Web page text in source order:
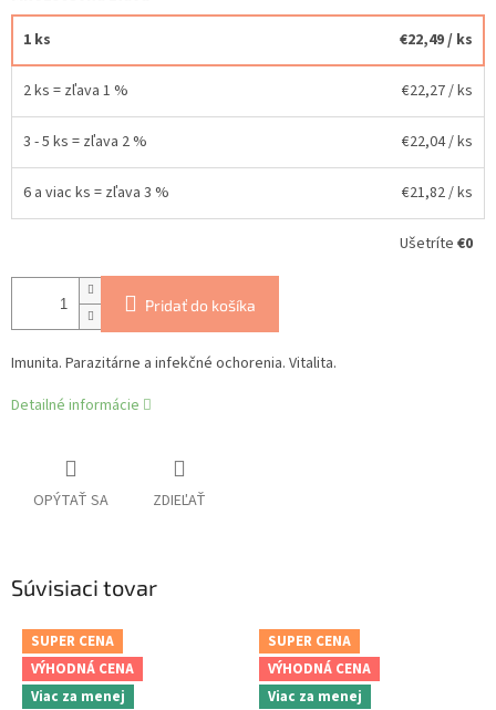
1 ks €22,49/ ks
2 ks = zľava 1 % €22,27/ ks
3 - 5 ks = zľava 2 % €22,04/ ks
6 a viac ks = zľava 3 % €21,82/ ks
Ušetríte €0
Pridať do košíka
Imunita. Parazitárne a infekčné ochorenia. Vitalita.
Detailné informácie
OPÝTAŤ SA ZDIEĽAŤ
Súvisiaci tovar
SUPER CENA
VÝHODNÁ CENA
Viac za menej
SUPER CENA
VÝHODNÁ CENA
Viac za menej